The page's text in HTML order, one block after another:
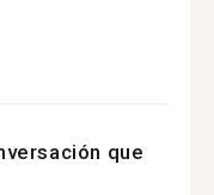
que